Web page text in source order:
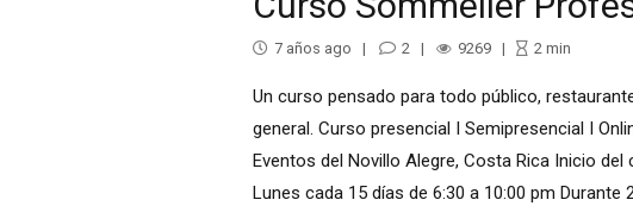
7 años ago 2 9269 2 min
Un curso pensado para todo público,
general. Curso presencial I Semipresencial I
Eventos del Novillo Alegre, Costa Rica Inicio
Lunes cada 15 días de 6:30 a 10:00 pm